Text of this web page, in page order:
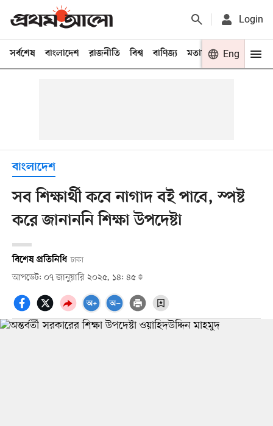
Login
সর্বশেষ বাংলাদেশ রাজনীতি বিশ্ব বাণিজ্য মতামত খেলা
Eng
বাংলাদেশ
সব শিক্ষার্থী কবে নাগাদ বই পাবে, স্পষ্ট
করে জানাননি শিক্ষা উপদেষ্টা
বিশেষ প্রতিনিধি ঢাকা
আপডেট: ০৭ জানুয়ারি ২০২৫, ১৪: ৪৫